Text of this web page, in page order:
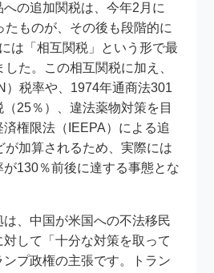
の追加関税は、今年2月に
たものが、その後も段階的に
は「相互関税」という形で最
た。この相互関税に加え、
）税率や、1974年通商法301
25％）、違法薬物対策を目
権限法（IEEPA）による追
が加算されるため、実際には
130％前後に達する事態とな
、中国が米国への不法移民
して「十分な対策を取って
プ政権の主張です。トラン